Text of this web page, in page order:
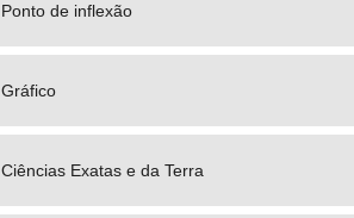
Ponto de inflexão
Gráfico
Ciências Exatas e da Terra